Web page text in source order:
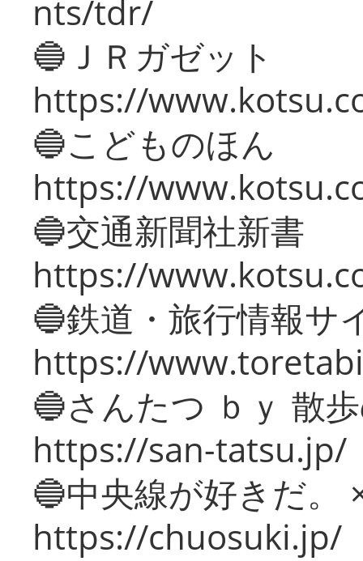
nts/tdr/
🔵ＪＲガゼット
https://
🔵こどものほん
https://
🔵交通新聞社新書
https://
🔵鉄道・旅行情報サ
https://
🔵さんたつ ｂｙ 散
https://san-tatsu.jp/
🔵中央線が好きだ。
https://chuosuki.jp/